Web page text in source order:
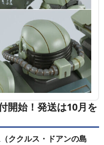
開始！発送は10月を
ククルス・ドアンの島